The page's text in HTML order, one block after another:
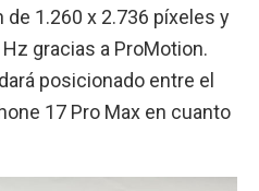
1.260 x 2.736 píxeles y
gracias a ProMotion.
posicionado entre el
17 Pro Max en cuanto